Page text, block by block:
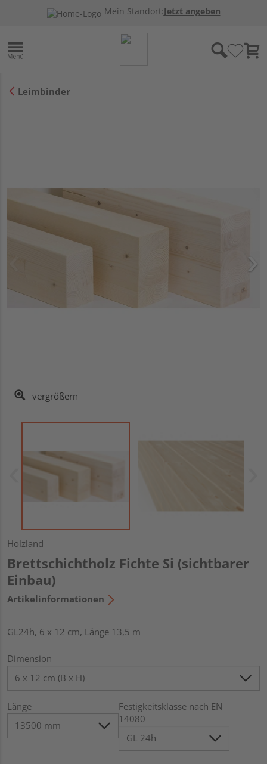
Mein Standort:Jetzt angeben
Leimbinder
vergrößern
Holzland
Brettschichtholz Fichte Si (sichtbarer
Einbau)
Artikelinformationen
GL24h, 6 x 12 cm, Länge 13,5 m
Dimension
Länge
Festigkeitsklasse nach EN
14080